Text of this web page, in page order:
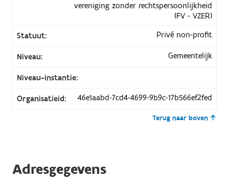
vereniging zonder rechtspersoonlijkheid
(FV - VZER)
Statuut:
Privé non-profit
Niveau: Gemeentelijk
Niveau-instantie:
Organisatieid: 46e1aabd-7cd4-4699-9b9c-17b566ef2fed
Terug naar boven
Adresgegevens